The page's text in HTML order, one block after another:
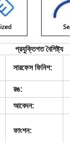
প্রযুক্তিগত বৈশিষ্ট্য
সারফেস ফিনিশ:
রঙ:
আবেদন:
ফাংশন: